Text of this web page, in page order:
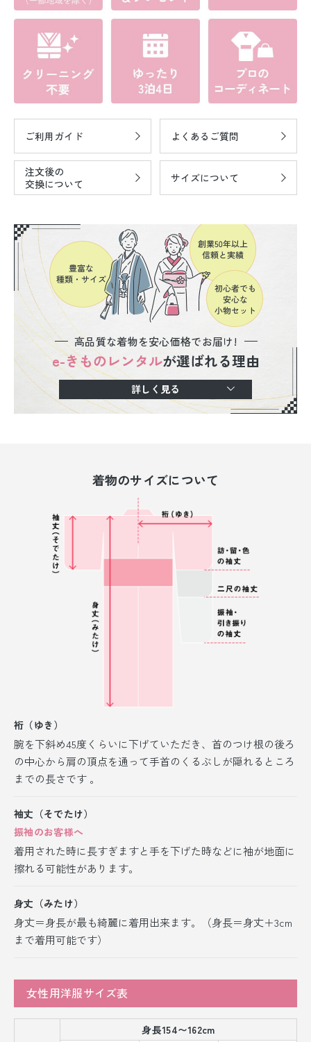
ご利用ガイド よくあるご質問
注文後の
交換について
サイズについて
高品質な着物を安心価格でお届け!
e-きものレンタルが選ばれる理由
詳しく見る
着物のサイズについて
裄（ゆき）
腕を下斜め45度くらいに下げていただき、首のつけ根の後ろ
の中心から肩の頂点を通って手首のくるぶしが隠れるところ
までの長さです 。
袖丈（そでたけ）
振袖のお客様へ
着用された時に長すぎますと手を下げた時などに袖が地面に
擦れる可能性があります。
身丈（みたけ）
身丈＝身長が最も綺麗に着用出来ます。（身長＝身丈＋3cm
まで着用可能です）
女性用洋服サイズ表
身長154〜162cm